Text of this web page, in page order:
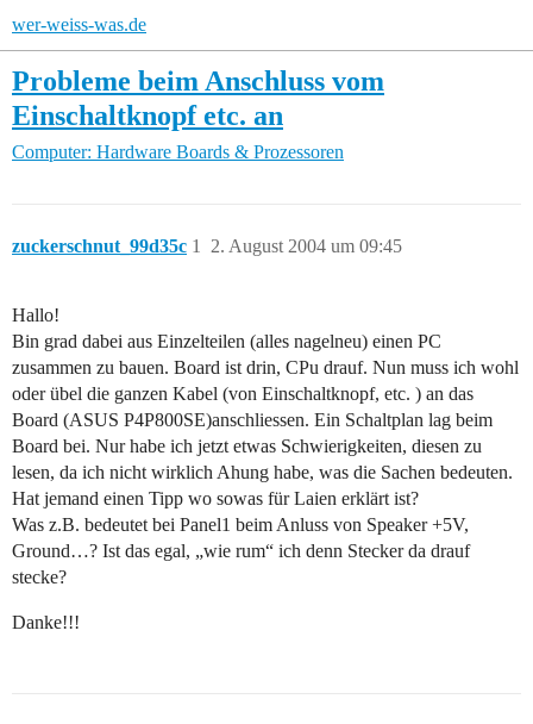
wer-weiss-was.de
Probleme beim Anschluss vom
Einschaltknopf etc. an
Computer: Hardware Boards & Prozessoren
zuckerschnut_99d35c 2. August 2004 um 09:45
1
Hallo!
Bin grad dabei aus Einzelteilen (alles nagelneu) einen PC
zusammen zu bauen. Board ist drin, CPu drauf. Nun muss ich wohl
oder übel die ganzen Kabel (von Einschaltknopf, etc. ) an das
Board (ASUS P4P800SE)anschliessen. Ein Schaltplan lag beim
Board bei. Nur habe ich jetzt etwas Schwierigkeiten, diesen zu
lesen, da ich nicht wirklich Ahung habe, was die Sachen bedeuten.
Hat jemand einen Tipp wo sowas für Laien erklärt ist?
Was z.B. bedeutet bei Panel1 beim Anluss von Speaker +5V,
Ground…? Ist das egal, „wie rum“ ich denn Stecker da drauf
stecke?
Danke!!!